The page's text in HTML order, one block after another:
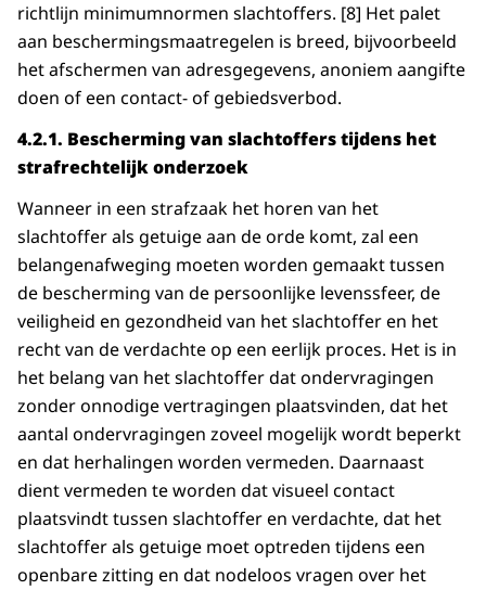
richtlijn minimumnormen slachtoffers. [8] Het palet
aan beschermingsmaatregelen is breed, bijvoorbeeld
het afschermen van adresgegevens, anoniem aangifte
doen of een contact- of gebiedsverbod.
4.2.1. Bescherming van slachtoffers tijdens het
strafrechtelijk onderzoek
Wanneer in een strafzaak het horen van het
slachtoffer als getuige aan de orde komt, zal een
belangenafweging moeten worden gemaakt tussen
de bescherming van de persoonlijke levenssfeer, de
veiligheid en gezondheid van het slachtoffer en het
recht van de verdachte op een eerlijk proces. Het is in
het belang van het slachtoffer dat ondervragingen
zonder onnodige vertragingen plaatsvinden, dat het
aantal ondervragingen zoveel mogelijk wordt beperkt
en dat herhalingen worden vermeden. Daarnaast
dient vermeden te worden dat visueel contact
plaatsvindt tussen slachtoffer en verdachte, dat het
slachtoffer als getuige moet optreden tijdens een
openbare zitting en dat nodeloos vragen over het